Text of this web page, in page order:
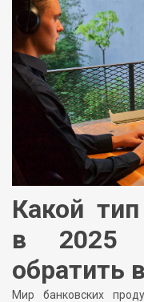
Какой
в 2025
обратить
Мир банковских